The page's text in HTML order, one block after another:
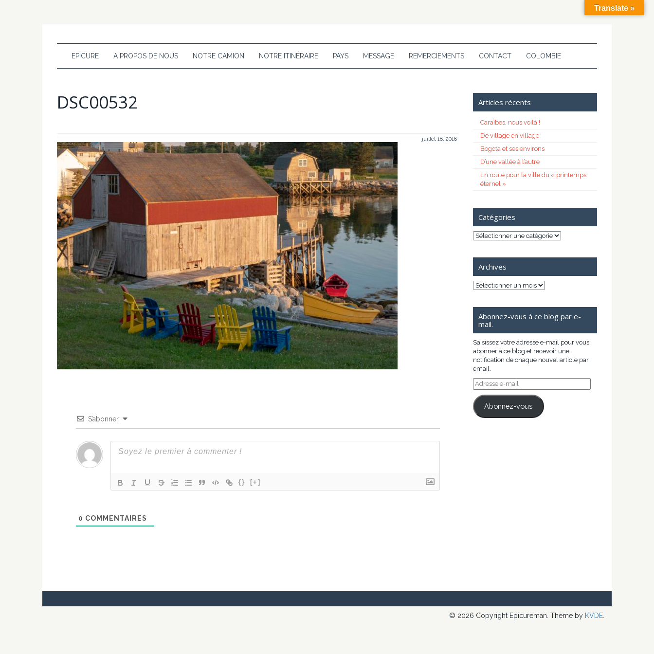
EPICURE A PROPOS DE NOUS NOTRE CAMION NOTRE ITINÉRAIRE PAYS MESSAGE REMERCIEMENTS CONTACT COLOMBIE
DSC00532
juillet 18, 2018
S’abonner
{} [+]
0 COMMENTAIRES
Articles récents
Caraïbes, nous voilà !
De village en village
Bogota et ses environs
D’une vallée à l’autre
En route pour la ville du « printemps
éternel »
Catégories
Catégories
Archives
Archives
Abonnez-vous à ce blog par e-
mail.
Saisissez votre adresse e-mail pour vous
abonner à ce blog et recevoir une
notification de chaque nouvel article par
email.
Adresse
e-
mail
Abonnez-vous
© 2026 Copyright Epicureman. Theme by KVDE
Translate »